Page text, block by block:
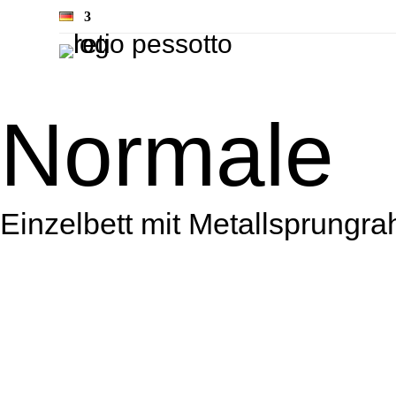
Normale
Einzelbett mit